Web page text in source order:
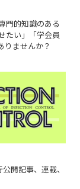
門的知識のある
たい」「学会員
りませんか？
開記事、連載、